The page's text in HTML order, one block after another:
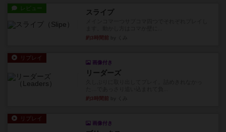
レビュー スライプ
約3時間前
リプレイ
画像付き
リーダーズ
約3時間前
リプレイ
画像付き